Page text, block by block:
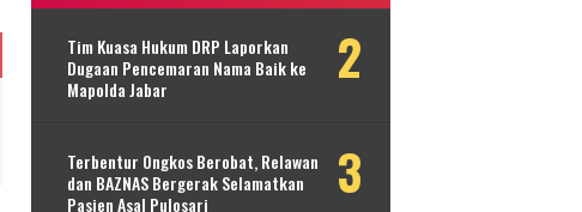
Tim Kuasa Hukum DRP Laporkan
Dugaan Pencemaran Nama Baik ke
Mapolda Jabar
Terbentur Ongkos Berobat, Relawan
dan BAZNAS Bergerak Selamatkan
Pasien Asal Pulosari